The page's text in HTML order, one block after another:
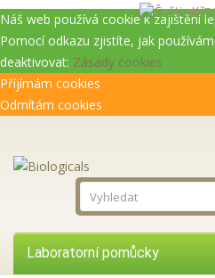
Náš web používá cookie k zajištění
Pomocí odkazu zjistíte, jak
deaktivovat: Zásady cookies
Příjímám cookies
Odmítám cookies
Laboratorní pomůcky
Kč